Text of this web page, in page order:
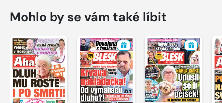
Mohlo by se vám také líbit